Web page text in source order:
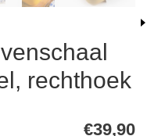
rechthoek
€39,90